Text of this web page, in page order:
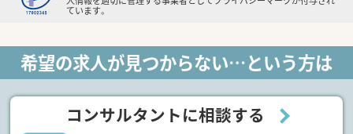
ています。
希望の求人が見つからない…という方は
コンサルタントに相談する